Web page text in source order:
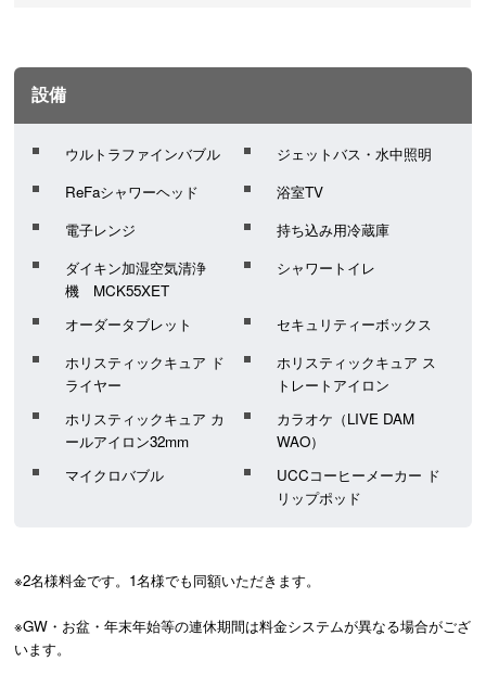
設備
ウルトラファインバブル
ジェットバス・水中照明
ReFaシャワーヘッド
浴室TV
電子レンジ
持ち込み用冷蔵庫
ダイキン加湿空気清浄
機 MCK55XET
シャワートイレ
オーダータブレット
セキュリティーボックス
ホリスティックキュア ド
ライヤー
ホリスティックキュア ス
トレートアイロン
ホリスティックキュア カ
ールアイロン32mm
カラオケ（LIVE DAM
WAO）
マイクロバブル
UCCコーヒーメーカー ド
リップポッド
※2名様料金です。1名様でも同額いただきます。
※GW・お盆・年末年始等の連休期間は料金システムが異なる場合がござ
います。